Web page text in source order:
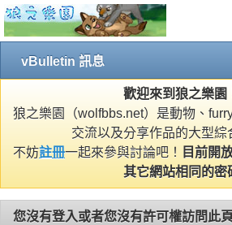
vBulletin 訊息
歡迎來到狼之樂園
狼之樂園（wolfbbs.net）是動物、
交流以及分享作品的大型綜
不妨註冊一起來參與討論吧！
目前開
其它網站相同的密
您沒有登入或者您沒有許可權訪問此